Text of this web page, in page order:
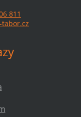
811